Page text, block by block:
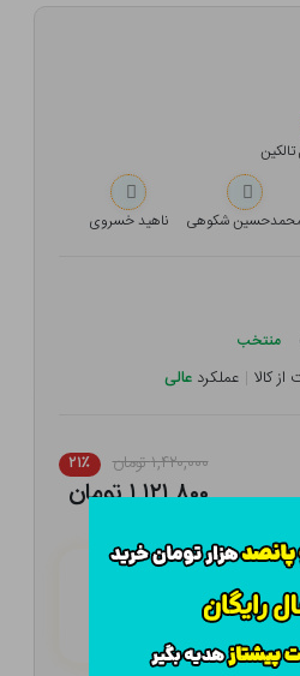
شکوهی ناهید خسروی
منتخب
کالا | عملکرد عالی
۱,۴۲۰,۰۰۰ تومان ۲۱٪
۱,۱۲۱,۸۰۰ تومان
تــرب‌پــی: ۲۸۰,۴۵۰